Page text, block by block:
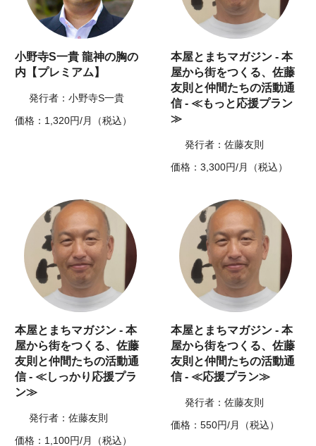
小野寺S一貴 龍神の胸の
内【プレミアム】
発行者：小野寺S一貴
価格：1,320円/月（税込）
本屋とまちマガジン - 本
屋から街をつくる、佐藤
友則と仲間たちの活動通
信 - ≪もっと応援プラン
≫
発行者：佐藤友則
価格：3,300円/月（税込）
本屋とまちマガジン - 本
屋から街をつくる、佐藤
友則と仲間たちの活動通
信 - ≪しっかり応援プラ
ン≫
発行者：佐藤友則
価格：1,100円/月（税込）
本屋とまちマガジン - 本
屋から街をつくる、佐藤
友則と仲間たちの活動通
信 - ≪応援プラン≫
発行者：佐藤友則
価格：550円/月（税込）